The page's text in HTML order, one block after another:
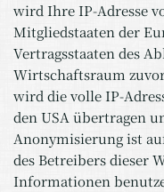
wird Ihre IP-Adresse
Mitgliedstaaten der
Vertragsstaaten des
Wirtschaftsraum
wird die volle IP-
den USA übertragen
Anonymisierung ist
des Betreibers dieser
Informationen